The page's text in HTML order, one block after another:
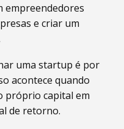
empreendedores
e criar um
uma startup é por
acontece quando
próprio capital em
de retorno.